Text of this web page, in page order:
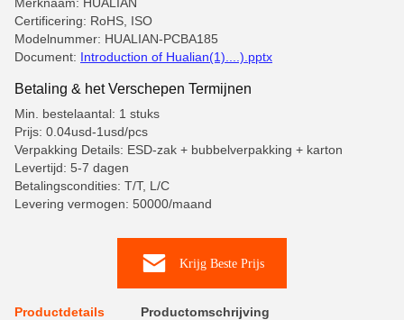
Certificering: RoHS, ISO
Modelnummer: HUALIAN-PCBA185
Document: Introduction of Hualian(1)....).pptx
Betaling & het Verschepen Termijnen
Min. bestelaantal: 1 stuks
Prijs: 0.04usd-1usd/pcs
Verpakking Details: ESD-zak + bubbelverpakking + karton
Levertijd: 5-7 dagen
Betalingscondities: T/T, L/C
Levering vermogen: 50000/maand
Krijg Beste Prijs
Productdetails Productomschrijving